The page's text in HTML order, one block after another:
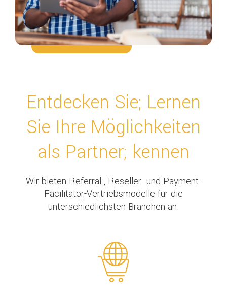
Entdecken Sie; Lernen
Sie Ihre Möglichkeiten
als Partner; kennen
Wir bieten Referral-, Reseller- und Payment-
Facilitator-Vertriebsmodelle für die
unterschiedlichsten Branchen an.